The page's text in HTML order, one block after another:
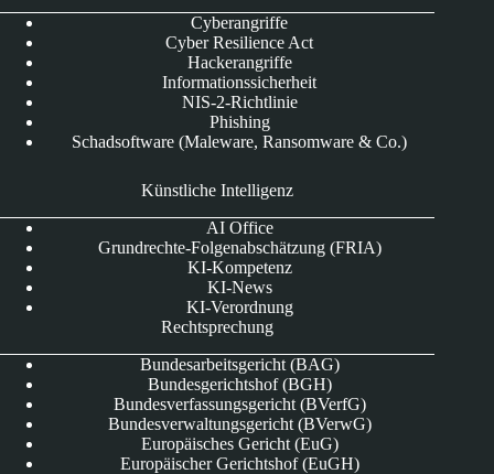
Cyberangriffe
Cyber Resilience Act
Hackerangriffe
Informationssicherheit
NIS-2-Richtlinie
Phishing
Schadsoftware (Maleware, Ransomware & Co.)
Künstliche Intelligenz
AI Office
Grundrechte-Folgenabschätzung (FRIA)
KI-Kompetenz
KI-News
KI-Verordnung
Rechtsprechung
Bundesarbeitsgericht (BAG)
Bundesgerichtshof (BGH)
Bundesverfassungsgericht (BVerfG)
Bundesverwaltungsgericht (BVerwG)
Europäisches Gericht (EuG)
Europäischer Gerichtshof (EuGH)